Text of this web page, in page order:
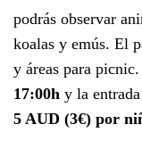
podrás observar
koalas y emús. El
y áreas para picnic.
17:00h y la
5 AUD (3€) por